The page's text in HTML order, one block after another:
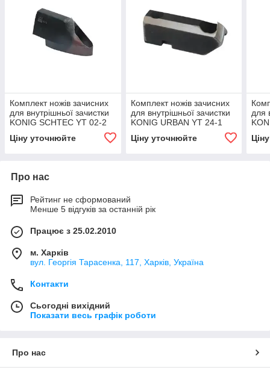
Комплект ножів зачисних
для внутрішньої зачистки
KONIG SCHTEC YT 02-2
Ціну уточнюйте
Комплект ножів зачисних
для внутрішньої зачистки
KONIG URBAN YT 24-1
Ціну уточнюйте
для
Про нас
Рейтинг не сформований
Менше 5 відгуків за останній рік
Працює з 25.02.2010
м. Харків
вул. Георгія Тарасенка, 117, Харків, Україна
Контакти
Сьогодні вихідний
Показати весь графік роботи
Про нас